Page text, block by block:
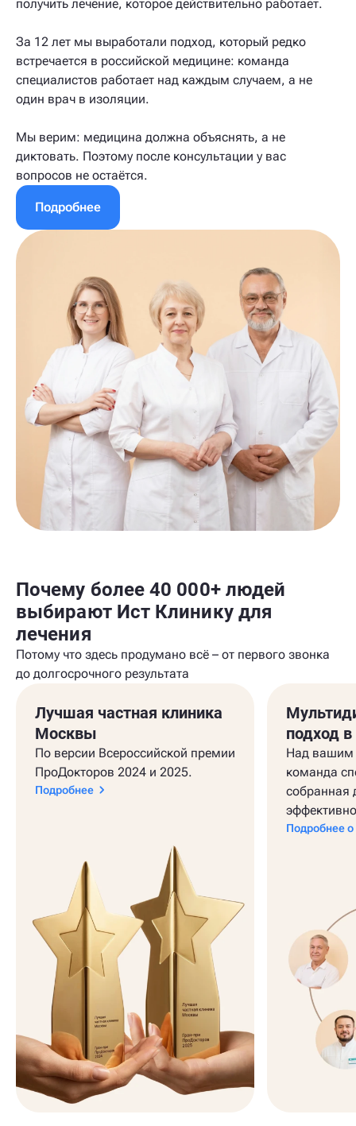
получить лечение, которое действительно работает.
За 12 лет мы выработали подход, который редко
встречается в российской медицине: команда
специалистов работает над каждым случаем, а не
один врач в изоляции.
Мы верим: медицина должна объяснять, а не
диктовать. Поэтому после консультации у вас
вопросов не остаётся.
Подробнее
Почему более 40 000+ людей
выбирают Ист Клинику для
лечения
Потому что здесь продумано всё – от первого звонка
до долгосрочного результата
Лучшая частная клиника
Москвы
По версии Всероссийской премии
ПроДокторов 2024 и 2025.
Подробнее
подход
Над вашим
команда
собранная
Подробнее о